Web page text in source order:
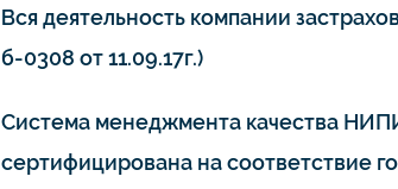
Вся деятельность компании
б-0308 от 11.09.17г.)
Система менеджмента качества
сертифицирована на соответствие